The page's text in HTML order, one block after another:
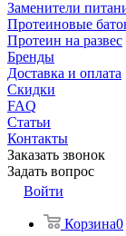
Заменители
Протеиновые
Протеин на развес
Бренды
Доставка и оплата
Скидки
FAQ
Статьи
Контакты
Заказать звонок
Задать вопрос
Войти
Корзина0